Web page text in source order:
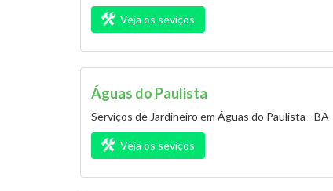
Veja os seviços
Águas do Paulista
Serviços de Jardineiro em Águas do Paulista - BA
Veja os seviços